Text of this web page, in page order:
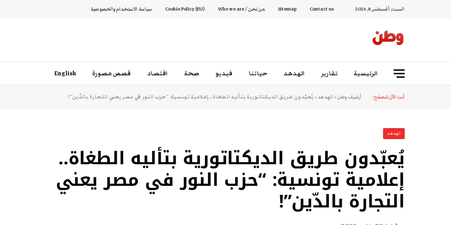
السبت, أغسطس 8, 2026 Contact us
Sitemap من نحن / Who we are Cookie Policy (EU) سياسة الاستخدام والخصوصية
الرئيسية تقارير الهدهد حياتنا فيديو صحة اقتصاد قصص مصورة English
أنت الآن تتصفح: أرشيف وطن»الهدهد»يُعبّدون طريق الديكتاتورية بتأليه الطغاة.. إعلامية تونسية: “حزب النور في مصر يعني التجارة بالدّين”!
الهدهد
يُعبّدون طريق الديكتاتورية بتأليه الطغاة..
إعلامية تونسية: “حزب النور في مصر يعني
التجارة بالدّين”!